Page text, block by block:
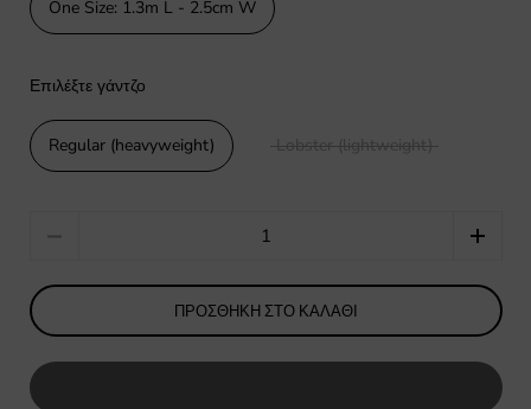
One Size: 1.3m L - 2.5cm W
Επιλέξτε γάντζο
Regular (heavyweight) Lobster (lightweight)
ΠΡΟΣΘΉΚΗ ΣΤΟ ΚΑΛΆΘΙ